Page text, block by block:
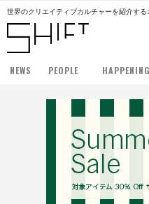
世界のクリエイティブカルチャーを紹介する
NEWS PEOPLE HAPPENING